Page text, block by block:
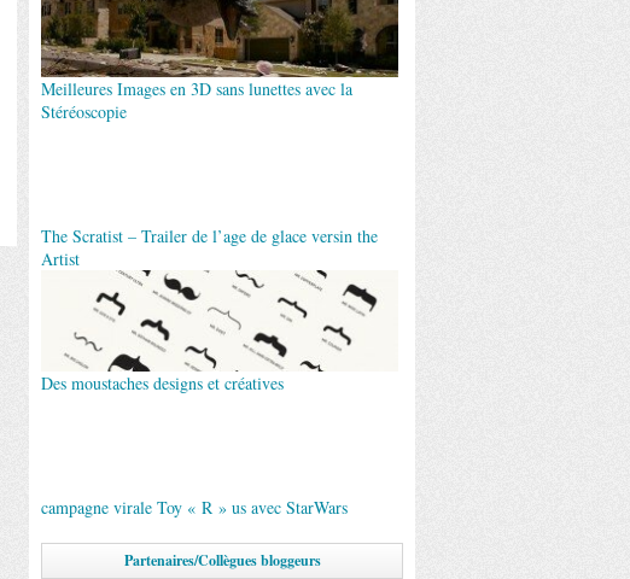
Meilleures Images en 3D sans lunettes avec la
Stéréoscopie
The Scratist – Trailer de l’age de glace versin the
Artist
Des moustaches designs et créatives
campagne virale Toy « R » us avec StarWars
Partenaires/Collègues bloggeurs